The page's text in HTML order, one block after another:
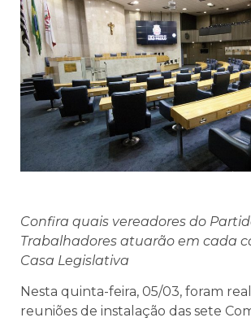
Confira quais vereadores do
Trabalhadores atuarão em cada
Casa Legislativa
Nesta quinta-feira, 05/03, foram
reuniões de instalação das sete